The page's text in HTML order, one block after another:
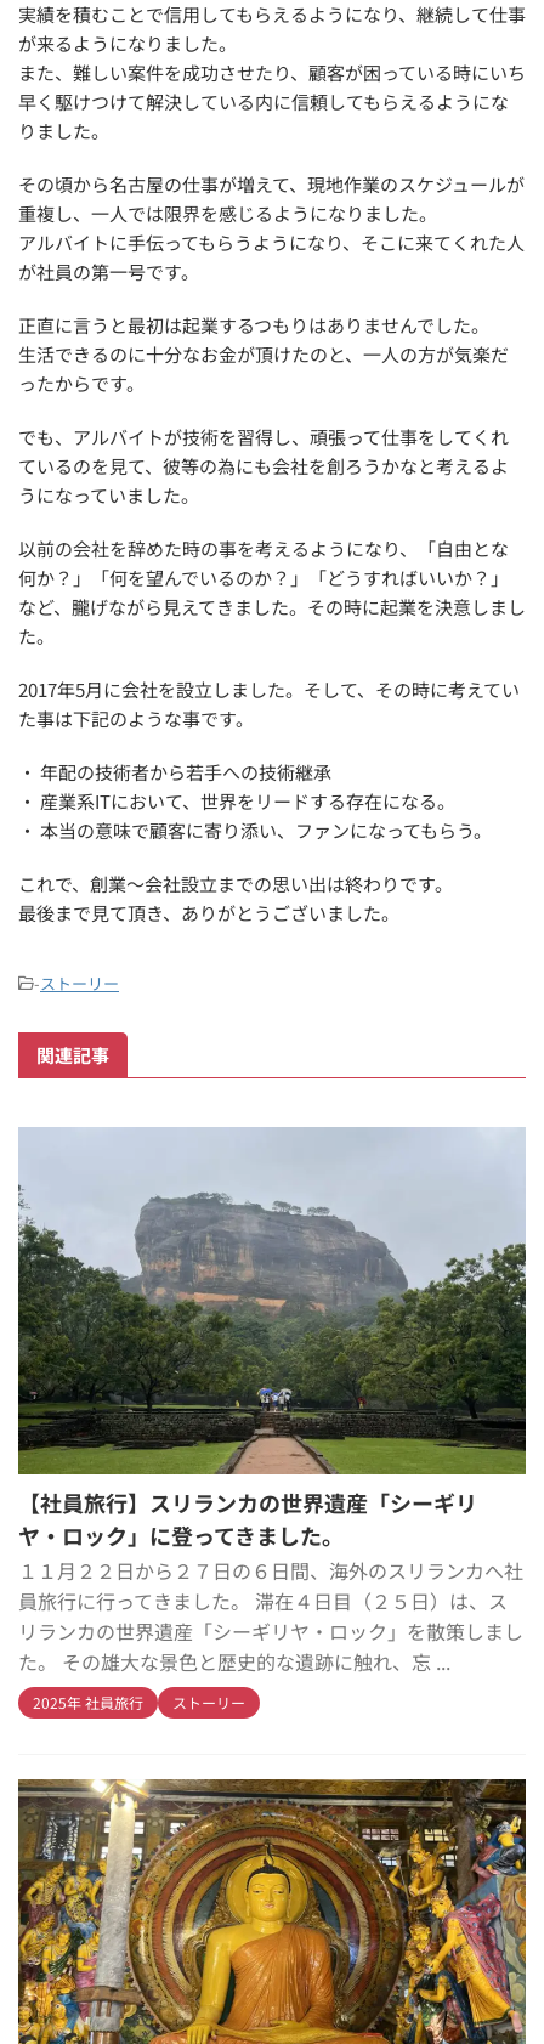
実績を積むことで信用してもらえるようになり、継続して仕事
が来るようになりました。
また、難しい案件を成功させたり、顧客が困っている時にいち
早く駆けつけて解決している内に信頼してもらえるようにな
りました。
その頃から名古屋の仕事が増えて、現地作業のスケジュールが
重複し、一人では限界を感じるようになりました。
アルバイトに手伝ってもらうようになり、そこに来てくれた人
が社員の第一号です。
正直に言うと最初は起業するつもりはありませんでした。
生活できるのに十分なお金が頂けたのと、一人の方が気楽だ
ったからです。
でも、アルバイトが技術を習得し、頑張って仕事をしてくれ
ているのを見て、彼等の為にも会社を創ろうかなと考えるよ
うになっていました。
以前の会社を辞めた時の事を考えるようになり、「自由とな
何か？」「何を望んでいるのか？」「どうすればいいか？」
など、朧げながら見えてきました。その時に起業を決意しまし
た。
2017年5月に会社を設立しました。そして、その時に考えてい
た事は下記のような事です。
・ 年配の技術者から若手への技術継承
・ 産業系ITにおいて、世界をリードする存在になる。
・ 本当の意味で顧客に寄り添い、ファンになってもらう。
これで、創業～会社設立までの思い出は終わりです。
最後まで見て頂き、ありがとうございました。
-ストーリー
関連記事
【社員旅行】スリランカの世界遺産「シーギリ
ヤ・ロック」に登ってきました。
１１月２２日から２７日の６日間、海外のスリランカへ社
員旅行に行ってきました。 滞在４日目（２５日）は、ス
リランカの世界遺産「シーギリヤ・ロック」を散策しまし
た。 その雄大な景色と歴史的な遺跡に触れ、忘 ...
2025年 社員旅行 ストーリー